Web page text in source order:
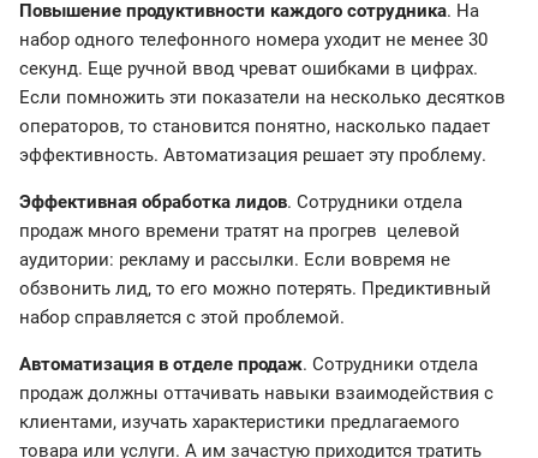
Повышение продуктивности каждого сотрудника. На
набор одного телефонного номера уходит не менее 30
секунд. Еще ручной ввод чреват ошибками в цифрах.
Если помножить эти показатели на несколько десятков
операторов, то становится понятно, насколько падает
эффективность. Автоматизация решает эту проблему.
Эффективная обработка лидов. Сотрудники отдела
продаж много времени тратят на прогрев целевой
аудитории: рекламу и рассылки. Если вовремя не
обзвонить лид, то его можно потерять. Предиктивный
набор справляется с этой проблемой.
Автоматизация в отделе продаж. Сотрудники отдела
продаж должны оттачивать навыки взаимодействия с
клиентами, изучать характеристики предлагаемого
товара или услуги. А им зачастую приходится тратить